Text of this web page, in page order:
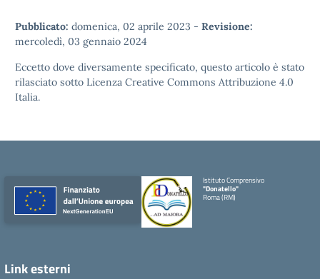
Pubblicato: domenica, 02 aprile 2023 - Revisione:
mercoledì, 03 gennaio 2024
Eccetto dove diversamente specificato, questo articolo è stato
rilasciato sotto Licenza Creative Commons Attribuzione 4.0
Italia.
Istituto Comprensivo
"Donatello"
Roma (RM)
Link esterni